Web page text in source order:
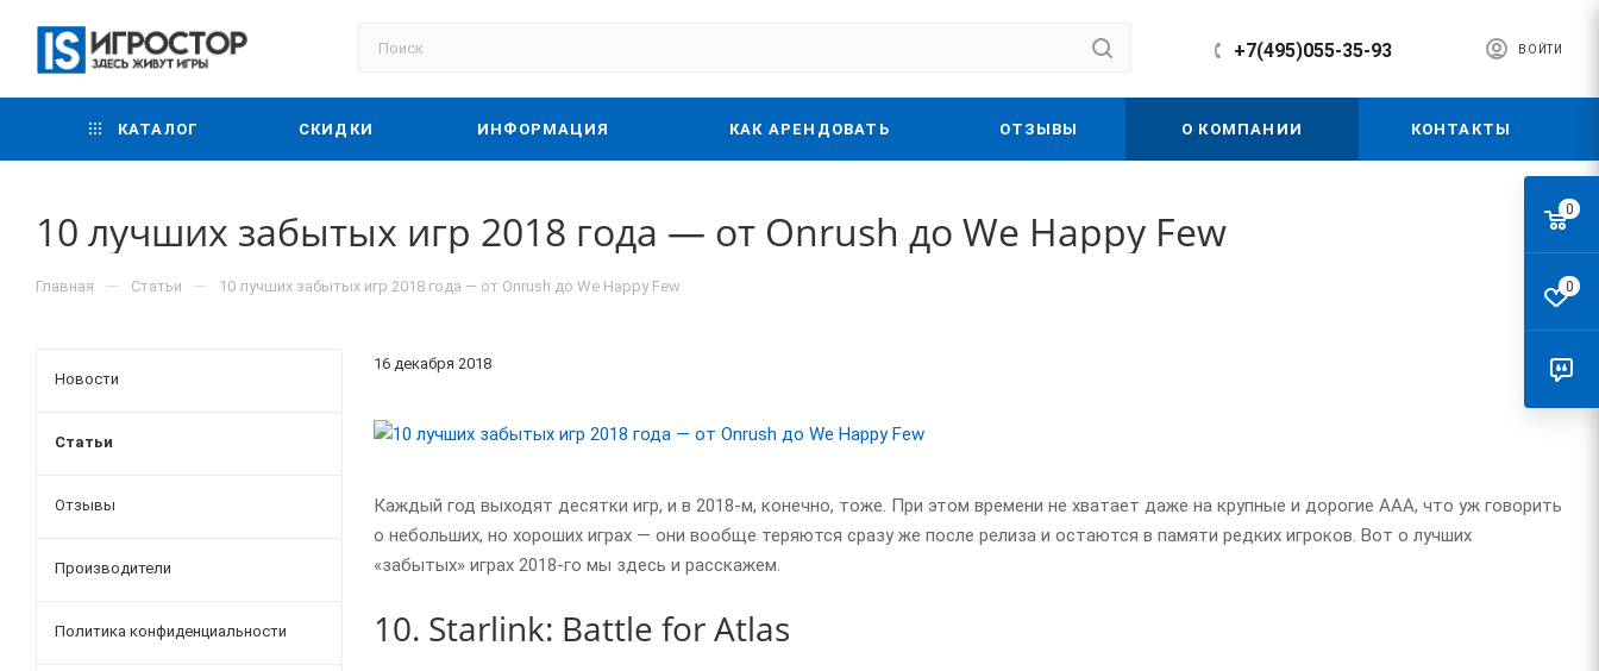
ВОЙТИ
+7(495)055-35-93
КАТАЛОГ СКИДКИ ИНФОРМАЦИЯ КАК АРЕНДОВАТЬ ОТЗЫВЫ О КОМПАНИИ КОНТАКТЫ
10 лучших забытых игр 2018 года — от Onrush до We Happy Few
Главная — Статьи — 10 лучших забытых игр 2018 года — от Onrush до We Happy Few
16 декабря 2018
Каждый год выходят десятки игр, и в 2018-м, конечно, тоже. При этом времени не хватает даже на крупные и дорогие AAA, что уж говорить
о небольших, но хороших играх — они вообще теряются сразу же после релиза и остаются в памяти редких игроков. Вот о лучших
«забытых» играх 2018-го мы здесь и расскажем.
10. Starlink: Battle for Atlas
Новости
Статьи
Отзывы
Производители
Политика конфиденциальности
0
0